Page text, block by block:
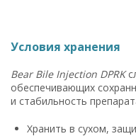
Условия хранения
Bear Bile Injection DPRK
обеспечивающих
и стабильность
Хранить в сухом,